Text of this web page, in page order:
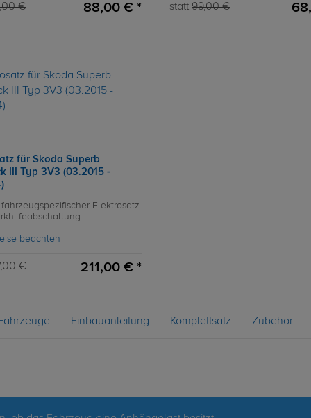
€ 88,00 € * statt 99,00 €
für Skoda Superb
III Typ 3V3 (03.2015 -
Elektrosatz
beachten
€ 211,00 € *
Einbauanleitung Komplettsatz Zubehör